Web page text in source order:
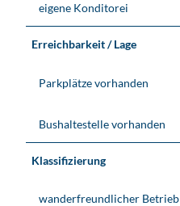
eigene Konditorei
Erreichbarkeit / Lage
Parkplätze vorhanden
Bushaltestelle vorhanden
Klassifizierung
wanderfreundlicher Betrieb